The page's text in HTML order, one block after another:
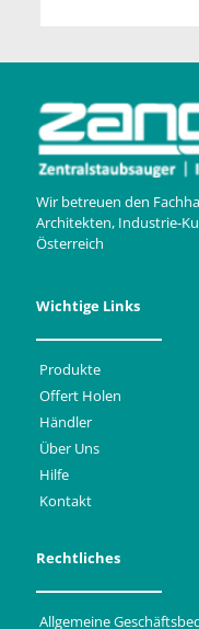
Wir betreuen den
Architekten, Industrie-
Österreich
Wichtige Links
Produkte
Offert Holen
Händler
Über Uns
Hilfe
Kontakt
Rechtliches
Allgemeine